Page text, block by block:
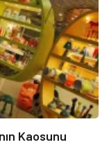
Kaosunu